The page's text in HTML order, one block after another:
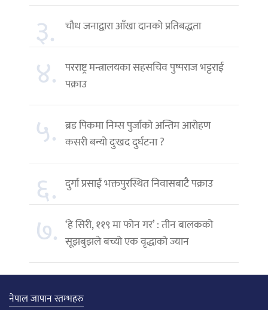
३. चौध जनाद्वारा आँखा दानको प्रतिबद्धता
४. परराष्ट्र मन्त्रालयका सहसचिव पुष्पराज भट्टराई
पक्राउ
५. ब्रड पिकमा निम्स पुर्जाको अन्तिम आरोहण
कसरी बन्यो दुःखद दुर्घटना ?
६. दुर्गा प्रसाईं भक्तपुरस्थित निवासबाटै पक्राउ
७. ‘हे सिरी, ११९ मा फोन गर’ : तीन बालकको
सूझबुझले बच्यो एक वृद्धाको ज्यान
नेपाल जापान स्तम्भहरु